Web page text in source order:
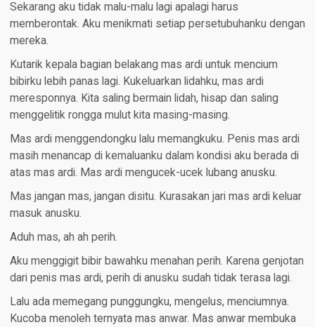
Sekarang aku tidak malu-malu lagi apalagi harus
memberontak. Aku menikmati setiap persetubuhanku dengan
mereka.
Kutarik kepala bagian belakang mas ardi untuk mencium
bibirku lebih panas lagi. Kukeluarkan lidahku, mas ardi
meresponnya. Kita saling bermain lidah, hisap dan saling
menggelitik rongga mulut kita masing-masing.
Mas ardi menggendongku lalu memangkuku. Penis mas ardi
masih menancap di kemaluanku dalam kondisi aku berada di
atas mas ardi. Mas ardi mengucek-ucek lubang anusku.
Mas jangan mas, jangan disitu. Kurasakan jari mas ardi keluar
masuk anusku.
Aduh mas, ah ah perih.
Aku menggigit bibir bawahku menahan perih. Karena genjotan
dari penis mas ardi, perih di anusku sudah tidak terasa lagi.
Lalu ada memegang punggungku, mengelus, menciumnya.
Kucoba menoleh ternyata mas anwar. Mas anwar membuka